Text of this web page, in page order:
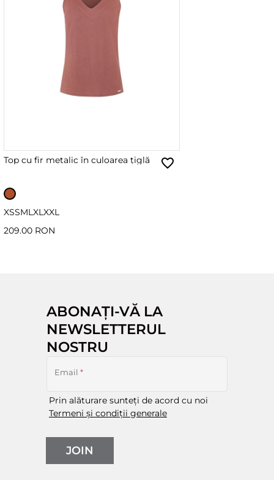
Top cu fir metalic în culoarea țiglă
XSSML XL XXL
209.00 RON
ABONAȚI-VĂ LA
NEWSLETTERUL
NOSTRU
Email *
Prin alăturare sunteți de acord cu noi
Termeni și condiții generale
JOIN